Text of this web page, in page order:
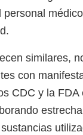
similares,
con
CDC y la